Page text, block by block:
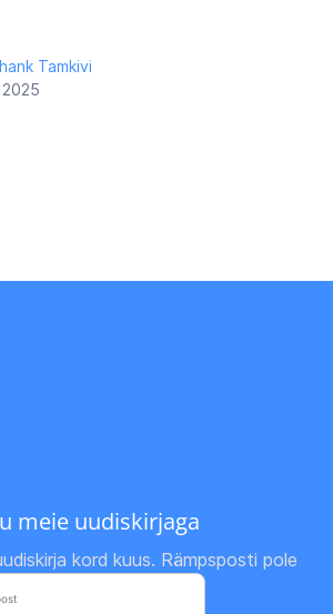
Tamkivi
meie uudiskirjaga
kord kuus. Rämpsposti pole